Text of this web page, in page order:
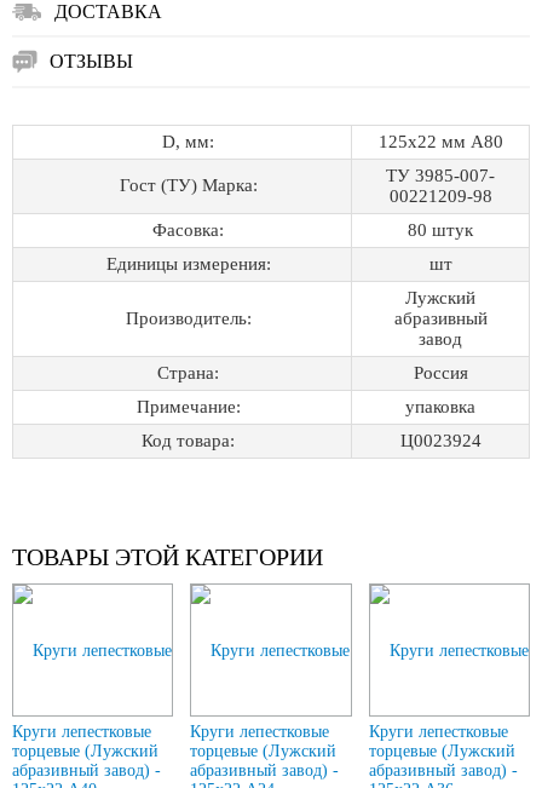
ДОСТАВКА
ОТЗЫВЫ
D, мм: 125х22 мм А80
Гост (ТУ) Марка:
ТУ 3985-007-
00221209-98
Фасовка:
80 штук
Единицы измерения:
шт
Производитель:
Лужский
абразивный
завод
Страна:
Россия
Примечание:
упаковка
Код товара:
Ц0023924
ТОВАРЫ ЭТОЙ КАТЕГОРИИ
Круги лепестковые
торцевые (Лужский
абразивный завод) -
Круги лепестковые
торцевые (Лужский
абразивный завод) -
Круги лепестковые
торцевые (Лужский
абразивный завод) -